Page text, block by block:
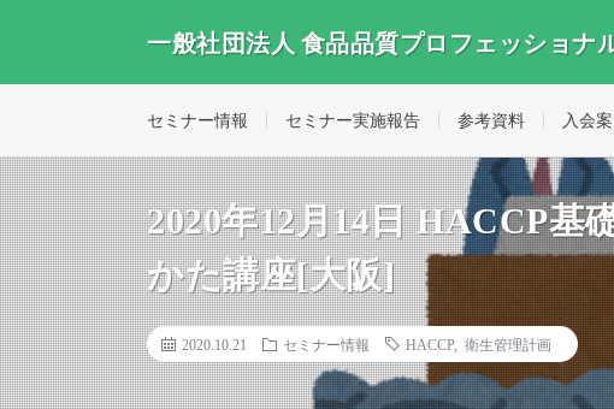
一般社団法人 食品品質プロフェッショナ
セミナー情報 セミナー実施報告 参考資料 入会
2020年12月14日 HACCP基
かた講座[大阪]
2020.10.21 セミナー情報 HACCP 衛生管理計画